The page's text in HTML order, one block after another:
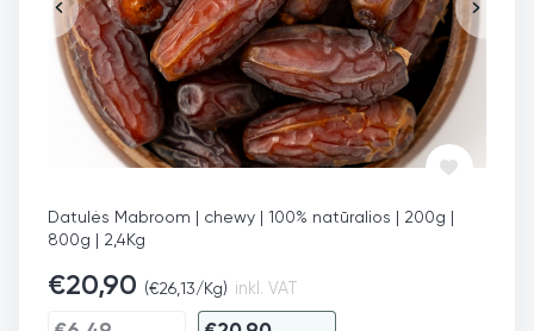
Datulės Mabroom | chewy | 100% natūralios | 200g |
800g | 2,4Kg
€20,90 (€26,13/Kg) inkl. VAT